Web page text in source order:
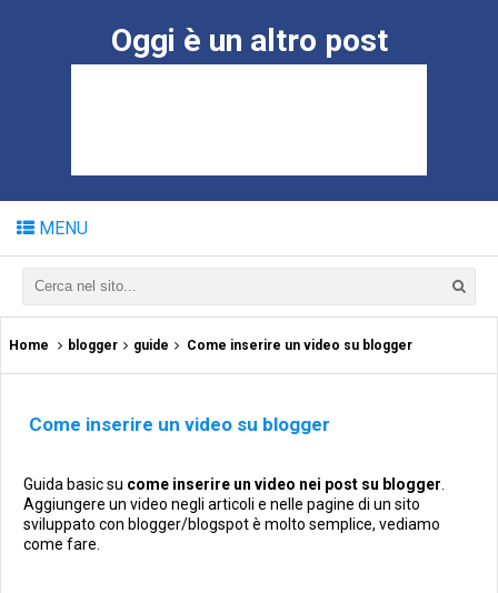
Oggi è un altro post
MENU
Home blogger guide Come inserire un video su blogger
Come inserire un video su blogger
Guida basic su come inserire un video nei post su blogger
Aggiungere un video negli articoli e nelle pagine di un sito
sviluppato con blogger/blogspot è molto semplice, vediamo
come fare.